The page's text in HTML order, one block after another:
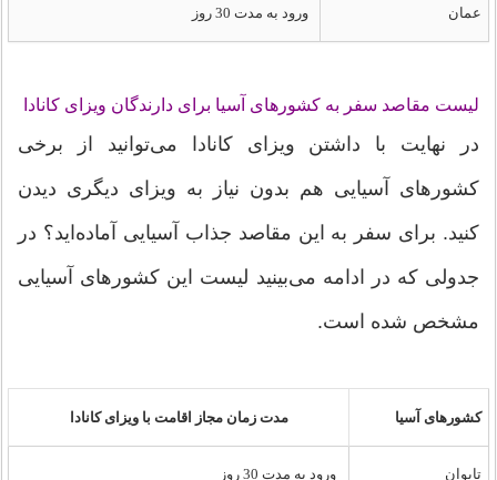
عمان ورود به مدت 30 روز
لیست مقاصد سفر به کشورهای آسیا برای دارندگان ویزای کانادا
در نهایت با داشتن ویزای کانادا می‌توانید از برخی
کشورهای آسیایی هم بدون نیاز به ویزای دیگری دیدن
کنید. برای سفر به این مقاصد جذاب آسیایی آماده‌اید؟ در
جدولی که در ادامه می‌بینید لیست این کشورهای آسیایی
مشخص شده است.
کشورهای آسیا مدت زمان مجاز اقامت با ویزای کانادا
تایوان ورود به مدت 30 روز